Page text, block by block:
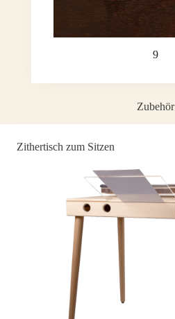
9
Zubehör
Zithertisch zum Sitzen